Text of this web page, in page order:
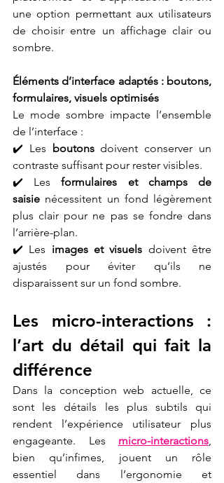
une option permettant aux utilisateurs
de choisir entre un affichage clair ou
sombre.
Éléments d’interface adaptés : boutons,
formulaires, visuels optimisés
Le mode sombre impacte l’ensemble
de l’interface :
✔️ Les boutons doivent conserver un
contraste suffisant pour rester visibles.
✔️ Les formulaires et champs de
saisie nécessitent un fond légèrement
plus clair pour ne pas se fondre dans
l’arrière-plan.
✔️ Les images et visuels doivent être
ajustés pour éviter qu’ils ne
disparaissent sur un fond sombre.
Les micro-interactions :
l’art du détail qui fait la
différence
Dans la conception web actuelle, ce
sont les détails les plus subtils qui
rendent l’expérience utilisateur plus
engageante. Les micro-interactions
bien qu’infimes, jouent un rôle
essentiel dans l’ergonomie et